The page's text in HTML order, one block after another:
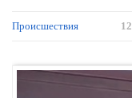
Происшествия